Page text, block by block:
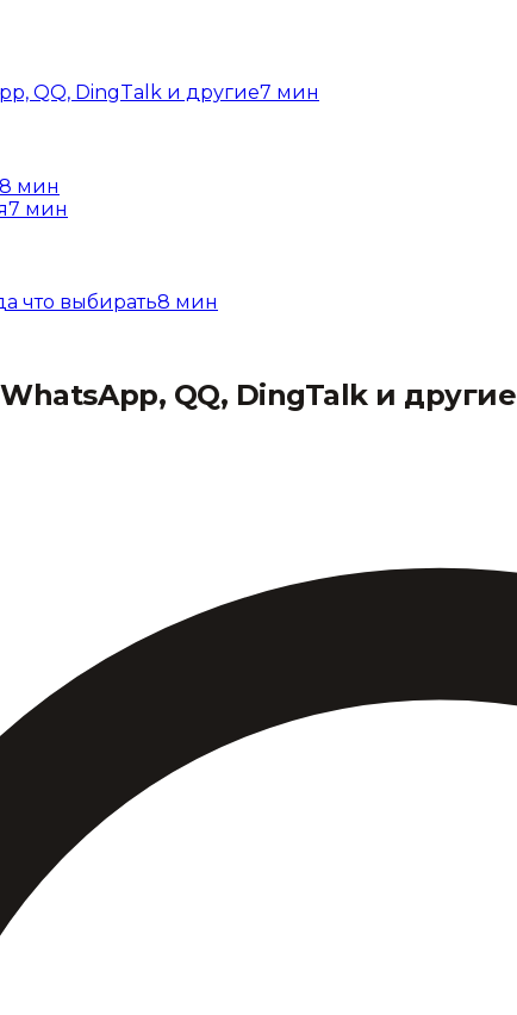
QQ, DingTalk и другие7 мин
8 мин
7 мин
что выбирать8 мин
QQ, DingTalk и другие